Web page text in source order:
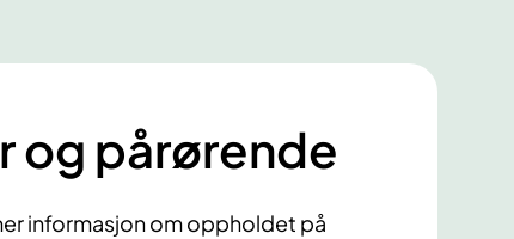
og pårørende
informasjon om oppholdet på